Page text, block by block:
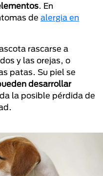
. En
de alergia en
rascarse a
y las orejas, o
patas. Su piel se
desarrollar
la posible pérdida de